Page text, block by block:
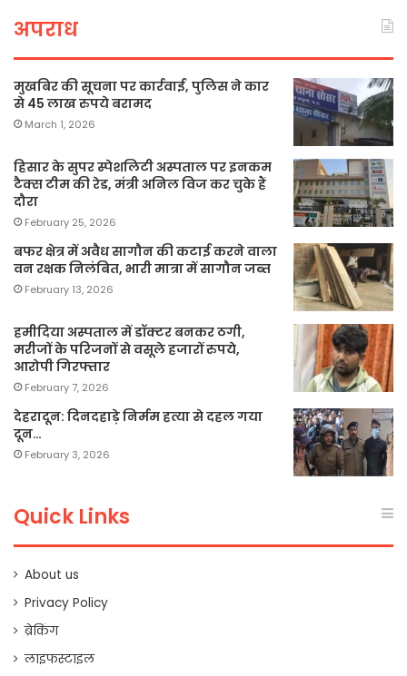
अपराध
मुखबिर की सूचना पर कार्रवाई, पुलिस ने कार
से 45 लाख रुपये बरामद
March 1, 2026
हिसार के सुपर स्पेशलिटी अस्पताल पर इनकम
टैक्स टीम की रेड, मंत्री अनिल विज कर चुके हैं
दौरा
February 25, 2026
बफर क्षेत्र में अवैध सागौन की कटाई करने वाला
वन रक्षक निलंबित, भारी मात्रा में सागौन जब्त
February 13, 2026
हमीदिया अस्पताल में डॉक्टर बनकर ठगी,
मरीजों के परिजनों से वसूले हजारों रुपये,
आरोपी गिरफ्तार
February 7, 2026
देहरादून: दिनदहाड़े निर्मम हत्या से दहल गया
दून…
February 3, 2026
Quick Links
About us
Privacy Policy
ब्रेकिंग
लाइफस्टाइल